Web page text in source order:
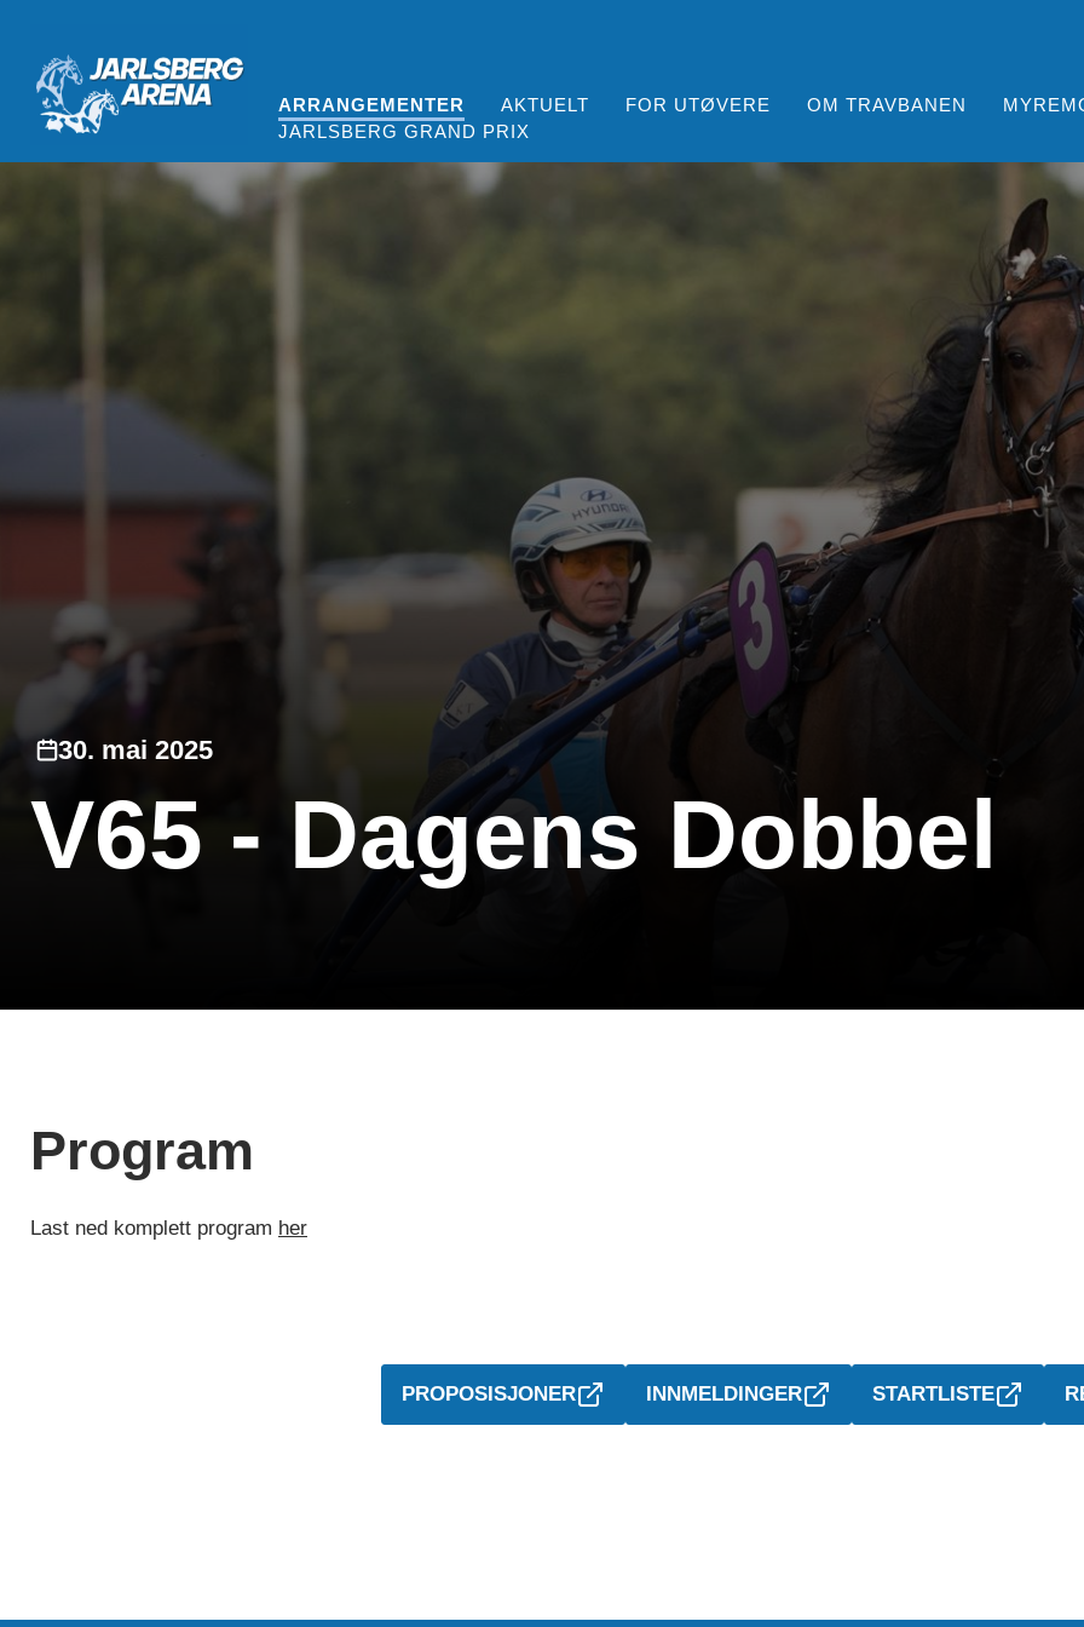
ARRANGEMENTER AKTUELT FOR UTØVERE OM TRAVBANEN
JARLSBERG GRAND PRIX
30. mai 2025
V65 - Dagens Dobbel
Program
Last ned komplett program her
PROPOSISJONER INNMELDINGER STARTLISTE